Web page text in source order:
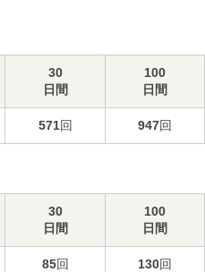
30
日間
100
日間
571回 947回
30
日間
100
日間
85回 130回